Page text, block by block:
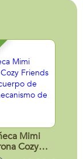
Mimi
Cozy